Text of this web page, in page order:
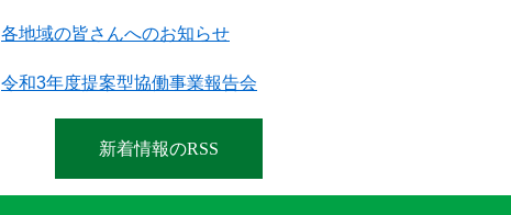
各地域の皆さんへのお知らせ
令和3年度提案型協働事業報告会
新着情報のRSS